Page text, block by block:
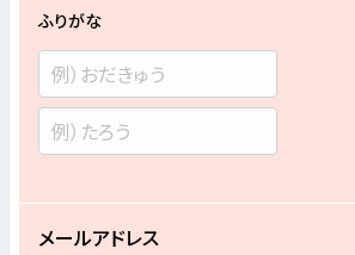
ふりがな
メールアドレス